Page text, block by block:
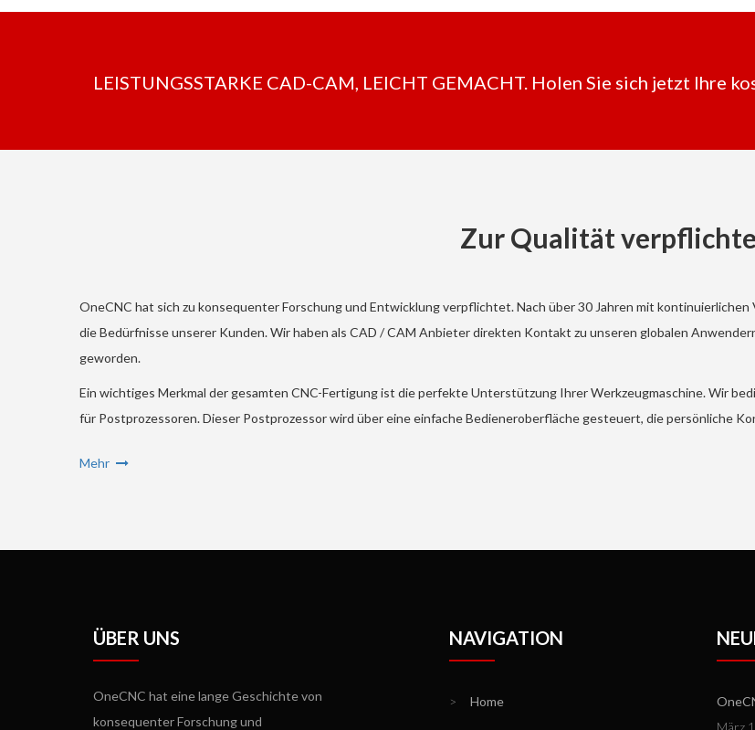
LEISTUNGSSTARKE CAD-CAM, LEICHT GEMACHT. Holen Sie sich jetzt Ihre
Zur Qualität
OneCNC hat sich zu konsequenter Forschung und Entwicklung verpflichtet. Nach über 30 Jahren mit
die Bedürfnisse unserer Kunden. Wir haben als CAD / CAM Anbieter direkten Kontakt zu unseren globalen
geworden.
Ein wichtiges Merkmal der gesamten CNC-Fertigung ist die perfekte Unterstützung Ihrer Werkzeugmaschine. Wir
für Postprozessoren. Dieser Postprozessor wird über eine einfache Bedieneroberfläche gesteuert, die persönliche
Mehr
ÜBER UNS
OneCNC hat eine lange Geschichte von
konsequenter Forschung und
NAVIGATION
> Home
März